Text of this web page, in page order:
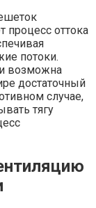
процесс оттока
потоки.
возможна
достаточный
случае,
тягу